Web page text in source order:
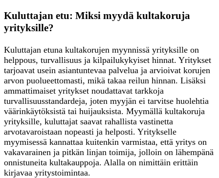
Kuluttajan etu: Miksi myydä kultakoruja
yrityksille?
Kuluttajan etuna kultakorujen myynnissä yrityksille on
helppous, turvallisuus ja kilpailukykyiset hinnat. Yritykset
tarjoavat usein asiantuntevaa palvelua ja arvioivat korujen
arvon puolueettomasti, mikä takaa reilun hinnan. Lisäksi
ammattimaiset yritykset noudattavat tarkkoja
turvallisuusstandardeja, joten myyjän ei tarvitse huolehtia
väärinkäytöksistä tai huijauksista. Myymällä kultakoruja
yrityksille, kuluttajat saavat rahallista vastinetta
arvotavaroistaan nopeasti ja helposti. Yritykselle
myymisessä kannattaa kuitenkin varmistaa, että yritys on
vakavarainen ja pitkän linjan toimija, jolloin on lähempänä
onnistuneita kultakauppoja. Alalla on nimittäin erittäin
kirjavaa yritystoimintaa.